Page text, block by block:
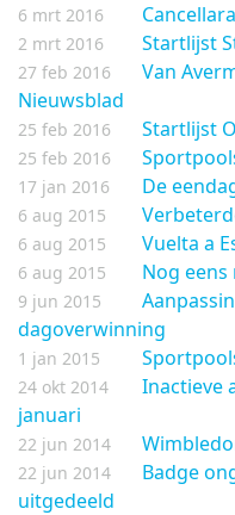
6 mrt 2016
2 mrt 2016 Startlijst
27 feb 2016
Van
Nieuwsblad
25 feb 2016 Startlijst
25 feb 2016
17 jan 2016 De
6 aug 2015
6 aug 2015 Vuelta a
6 aug 2015 Nog eens
9 jun 2015
dagoverwinning
1 jan 2015
24 okt 2014
Inactieve
januari
22 jun 2014
22 jun 2014
Badge
uitgedeeld